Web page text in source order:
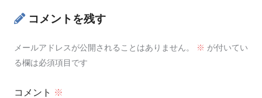
コメントを残す
メールアドレスが公開されることはありません。 ※ が付いてい
る欄は必須項目です
コメント ※